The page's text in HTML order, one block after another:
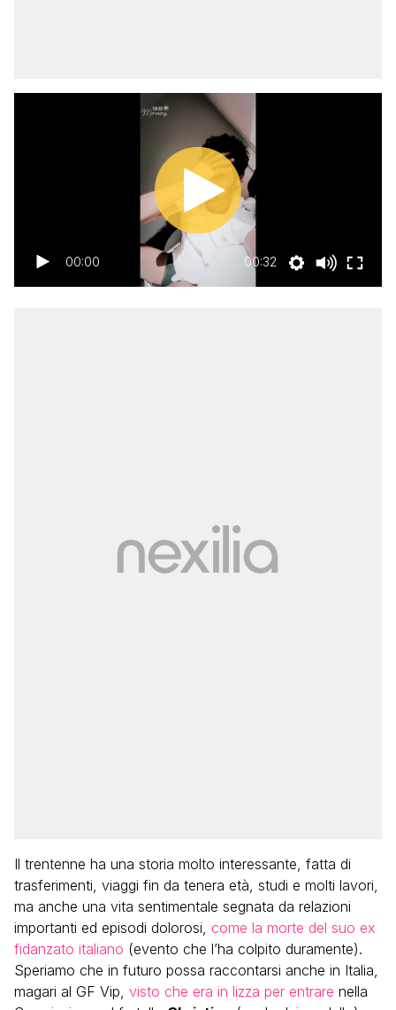
00:00 00:32
Il trentenne ha una storia molto interessante, fatta di
trasferimenti, viaggi fin da tenera età, studi e molti lavori,
ma anche una vita sentimentale segnata da relazioni
importanti ed episodi dolorosi, come la morte del suo ex
fidanzato italiano (evento che l’ha colpito duramente).
Speriamo che in futuro possa raccontarsi anche in Italia,
magari al GF Vip, visto che era in lizza per entrare nella